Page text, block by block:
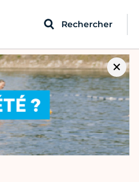
Rechercher